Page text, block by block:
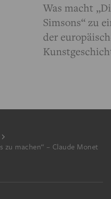
Was macht
Simsons“ zu
der
zu machen“ – Claude Monet